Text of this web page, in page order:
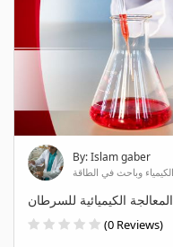
By: Islam gaber
المعالجة الكيميائية للسرطان
(0 Reviews)